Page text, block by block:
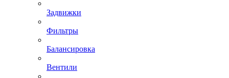
Задвижки
Фильтры
Балансировка
Вентили